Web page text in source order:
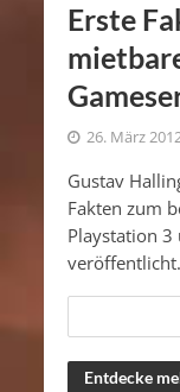
Erste
26. März
Gustav
Fakten zum
Playstation 3
Entdecke